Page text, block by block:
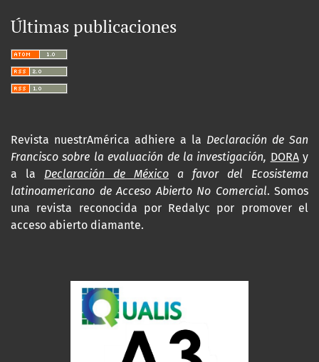
Últimas publicaciones
Revista nuestrAmérica adhiere a la Declaración de San
Francisco sobre la evaluación de la investigación, DORAy
a la Declaración de México a favor del Ecosistema
latinoamericano de Acceso Abierto No Comercial. Somos
una revista reconocida por Redalyc por promover el
acceso abierto diamante.